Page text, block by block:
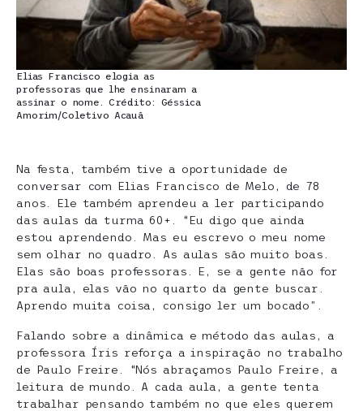
Elias Francisco elogia as
professoras que lhe ensinaram a
assinar o nome. Crédito: Géssica
Amorim/Coletivo Acauã
Na festa, também tive a oportunidade de
conversar com Elias Francisco de Melo, de 78
anos. Ele também aprendeu a ler participando
das aulas da turma 60+. “Eu digo que ainda
estou aprendendo. Mas eu escrevo o meu nome
sem olhar no quadro. As aulas são muito boas.
Elas são boas professoras. E, se a gente não for
pra aula, elas vão no quarto da gente buscar.
Aprendo muita coisa, consigo ler um bocado”.
Falando sobre a dinâmica e método das aulas, a
professora Íris reforça a inspiração no trabalho
de Paulo Freire. “Nós abraçamos Paulo Freire, a
leitura de mundo. A cada aula, a gente tenta
trabalhar pensando também no que eles querem